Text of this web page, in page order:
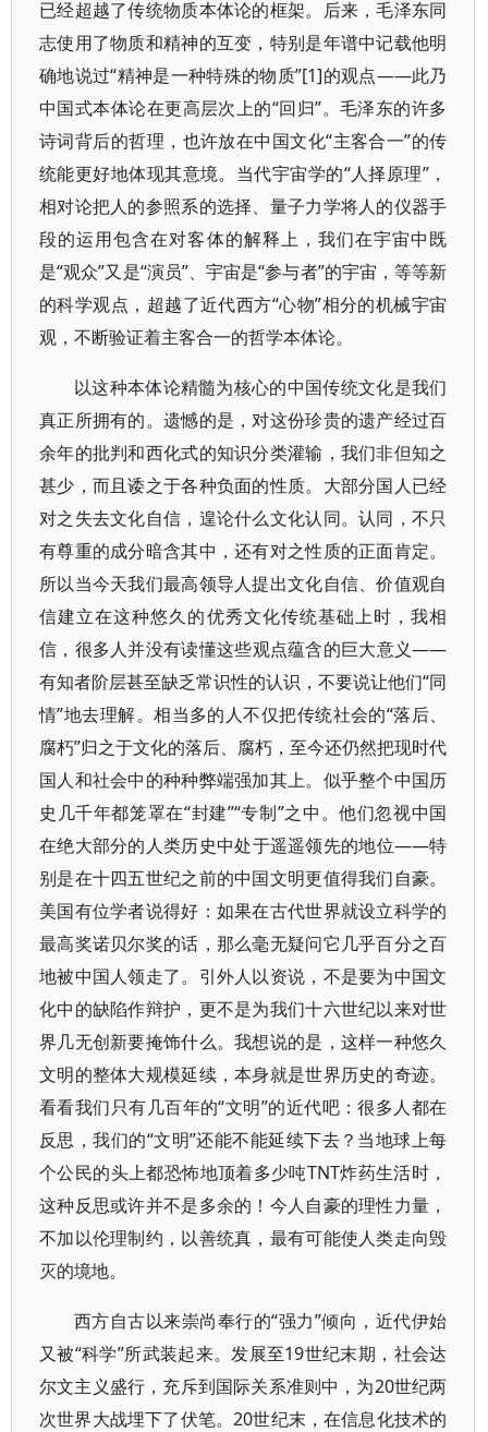
已经超越了传统物质本体论的框架。后来，毛泽东同
志使用了物质和精神的互变，特别是年谱中记载他明
确地说过“精神是一种特殊的物质”[1]的观点——此乃
中国式本体论在更高层次上的“回归”。毛泽东的许多
诗词背后的哲理，也许放在中国文化“主客合一”的传
统能更好地体现其意境。当代宇宙学的“人择原理”，
相对论把人的参照系的选择、量子力学将人的仪器手
段的运用包含在对客体的解释上，我们在宇宙中既
是“观众”又是“演员”、宇宙是“参与者”的宇宙，等等新
的科学观点，超越了近代西方“心物”相分的机械宇宙
观，不断验证着主客合一的哲学本体论。
以这种本体论精髓为核心的中国传统文化是我们
真正所拥有的。遗憾的是，对这份珍贵的遗产经过百
余年的批判和西化式的知识分类灌输，我们非但知之
甚少，而且诿之于各种负面的性质。大部分国人已经
对之失去文化自信，遑论什么文化认同。认同，不只
有尊重的成分暗含其中，还有对之性质的正面肯定。
所以当今天我们最高领导人提出文化自信、价值观自
信建立在这种悠久的优秀文化传统基础上时，我相
信，很多人并没有读懂这些观点蕴含的巨大意义——
有知者阶层甚至缺乏常识性的认识，不要说让他们“同
情”地去理解。相当多的人不仅把传统社会的“落后、
腐朽”归之于文化的落后、腐朽，至今还仍然把现时代
国人和社会中的种种弊端强加其上。似乎整个中国历
史几千年都笼罩在“封建”“专制”之中。他们忽视中国
在绝大部分的人类历史中处于遥遥领先的地位——特
别是在十四五世纪之前的中国文明更值得我们自豪。
美国有位学者说得好：如果在古代世界就设立科学的
最高奖诺贝尔奖的话，那么毫无疑问它几乎百分之百
地被中国人领走了。引外人以资说，不是要为中国文
化中的缺陷作辩护，更不是为我们十六世纪以来对世
界几无创新要掩饰什么。我想说的是，这样一种悠久
文明的整体大规模延续，本身就是世界历史的奇迹。
看看我们只有几百年的“文明”的近代吧：很多人都在
反思，我们的“文明”还能不能延续下去？当地球上每
个公民的头上都恐怖地顶着多少吨TNT炸药生活时，
这种反思或许并不是多余的！今人自豪的理性力量，
不加以伦理制约，以善统真，最有可能使人类走向毁
灭的境地。
西方自古以来崇尚奉行的“强力”倾向，近代伊始
又被“科学”所武装起来。发展至19世纪末期，社会达
尔文主义盛行，充斥到国际关系准则中，为20世纪两
次世界大战埋下了伏笔。20世纪末，在信息化技术的